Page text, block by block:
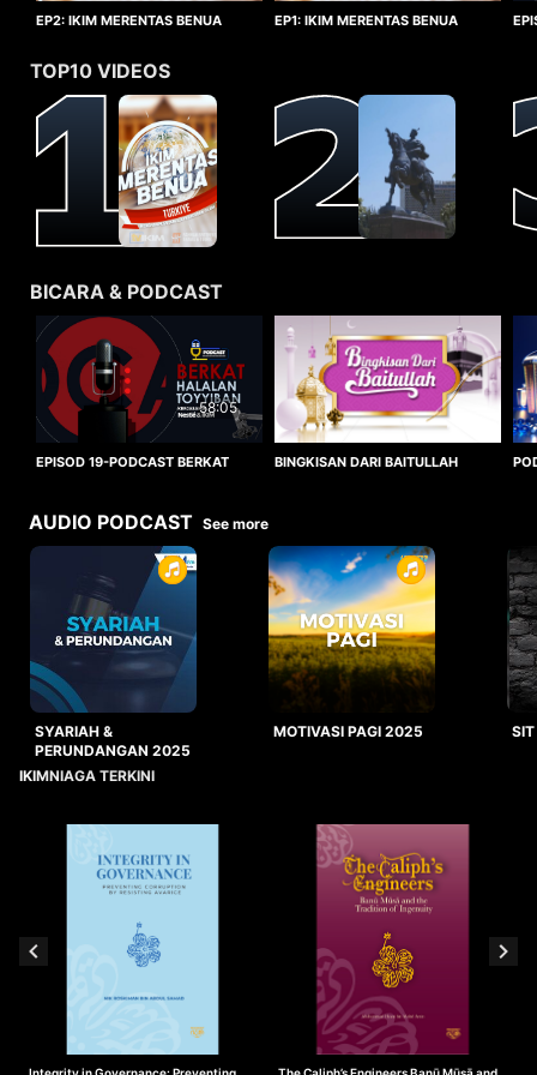
EP2: IKIM MERENTAS BENUA
EP1: IKIM MERENTAS BENUA
TOP10 VIDEOS
BICARA & PODCAST
58:05
EPISOD 19-PODCAST BERKAT
BINGKISAN DARI BAITULLAH
AUDIO PODCAST See more
SYARIAH &
PERUNDANGAN 2025
MOTIVASI PAGI 2025
IKIMNIAGA TERKINI